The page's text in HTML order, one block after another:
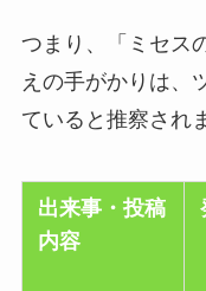
つまり、「ミセス
えの手がかりは、
ていると推察され
出来事・投稿
内容